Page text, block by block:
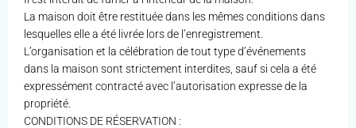
La maison doit être restituée dans les mêmes conditions dans
lesquelles elle a été livrée lors de l’enregistrement.
L’organisation et la célébration de tout type d’événements
dans la maison sont strictement interdites, sauf si cela a été
expressément contracté avec l’autorisation expresse de la
propriété.
CONDITIONS DE RÉSERVATION :